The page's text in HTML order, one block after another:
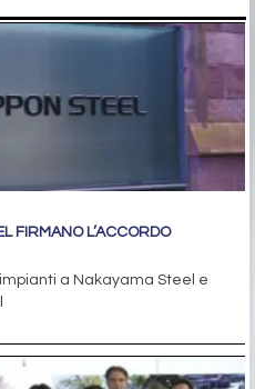
FIRMANO L’ACCORDO
a Nakayama Steel e